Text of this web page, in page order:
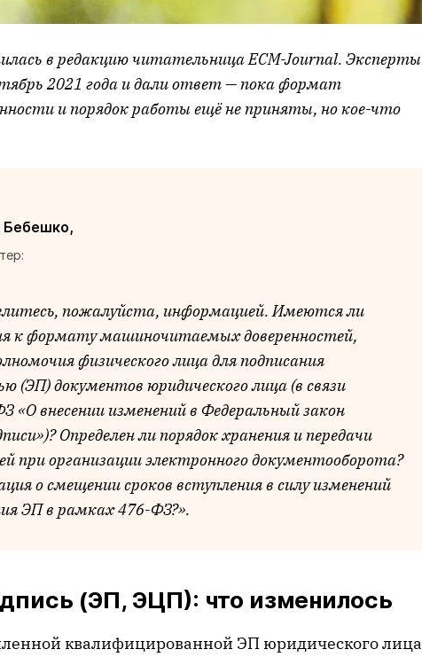
в редакцию читательница ECM-Journal. Эксперты
2021 года и дали ответ — пока формат
и порядок работы ещё не приняты, но кое-что
Бебешко,
пожалуйста, информацией. Имеются ли
к формату машиночитаемых доверенностей,
физического лица для подписания
(ЭП) документов юридического лица (в связи
«О внесении изменений в Федеральный закон
Определен ли порядок хранения и передачи
при организации электронного документооборота?
о смещении сроков вступления в силу изменений
ЭП в рамках 476-ФЗ?».
(ЭП, ЭЦП): что изменилось
квалифицированной ЭП юридического лица